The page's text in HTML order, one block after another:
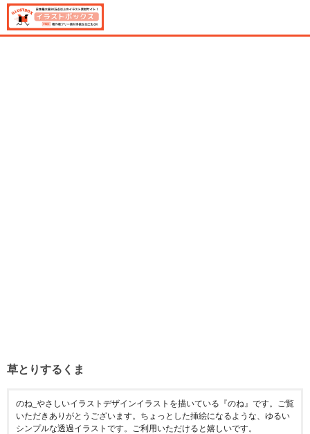
草とりするくま
のね_やさしいイラストデザインイラストを描いている『のね』です。ご覧
いただきありがとうございます。ちょっとした挿絵になるような、ゆるい
シンプルな透過イラストです。ご利用いただけると嬉しいです。